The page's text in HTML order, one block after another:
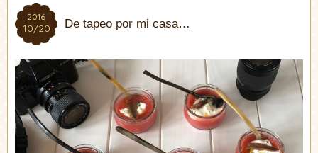
2016
10/20
2016
10/20 De tapeo por mi casa…